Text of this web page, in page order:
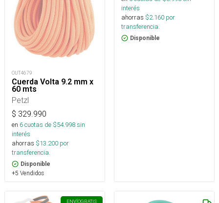
OUT4679
Cuerda Volta 9.2 mm x
60 mts
Petzl
$ 329.990
en 6cuotas de $54.998sin
interés
ahorras $13.200 por
transferencia.
Disponible
+5 Vendidos
interés
ahorras $2.160 por
transferencia.
Disponible
ENVÍOGRATIS